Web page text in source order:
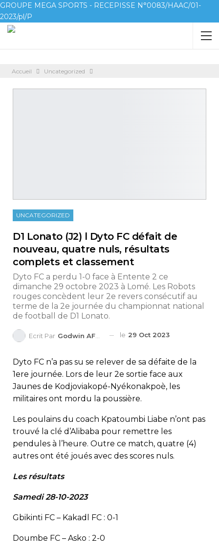
GROUPE MEGA SPORTS - RECEPISSE N°0083/HAAC/01-
2023/pl/P
Accueil Uncategorized
UNCATEGORIZED
D1 Lonato (J2) l Dyto FC défait de
nouveau, quatre nuls, résultats
complets et classement
Dyto FC a perdu 1-0 face à Entente 2 ce
dimanche 29 octobre 2023 à Lomé. Les Robots
rouges concèdent leur 2e revers consécutif au
terme de la 2e journée du championnat national
de football de D1 Lonato.
Ecrit Par Godwin AFEDO le 29 Oct 2023
Dyto FC n’a pas su se relever de sa défaite de la
1ere journée. Lors de leur 2e sortie face aux
Jaunes de Kodjoviakopé-Nyékonakpoè, les
militaires ont mordu la poussière.
Les poulains du coach Kpatoumbi Liabe n’ont pas
trouvé la clé d’Alibaba pour remettre les
pendules à l’heure. Outre ce match, quatre (4)
autres ont été joués avec des scores nuls.
Les résultats
Samedi 28-10-2023
Gbikinti FC – Kakadl FC : 0-1
Doumbe FC – Asko : 2-0